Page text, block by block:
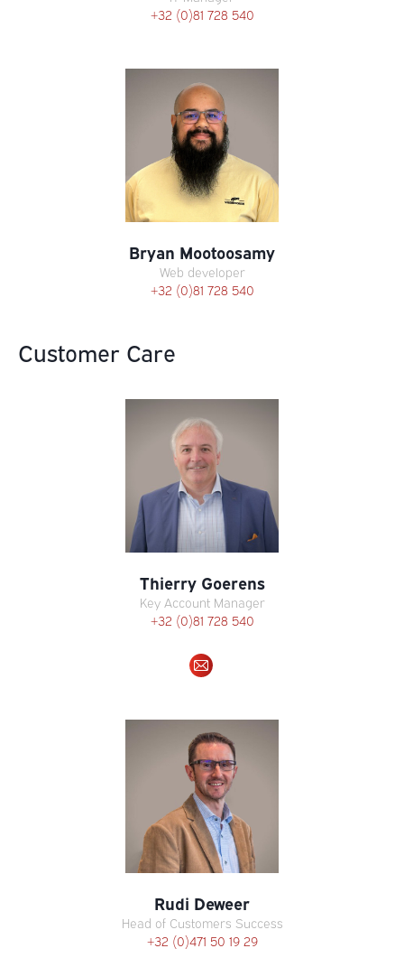
+32 (0)81 728 540
Bryan Mootoosamy
Web developer
+32 (0)81 728 540
Customer Care
Thierry Goerens
Key Account Manager
+32 (0)81 728 540
E-
Rudi Deweer
Head of Customers Success
+32 (0)471 50 19 29